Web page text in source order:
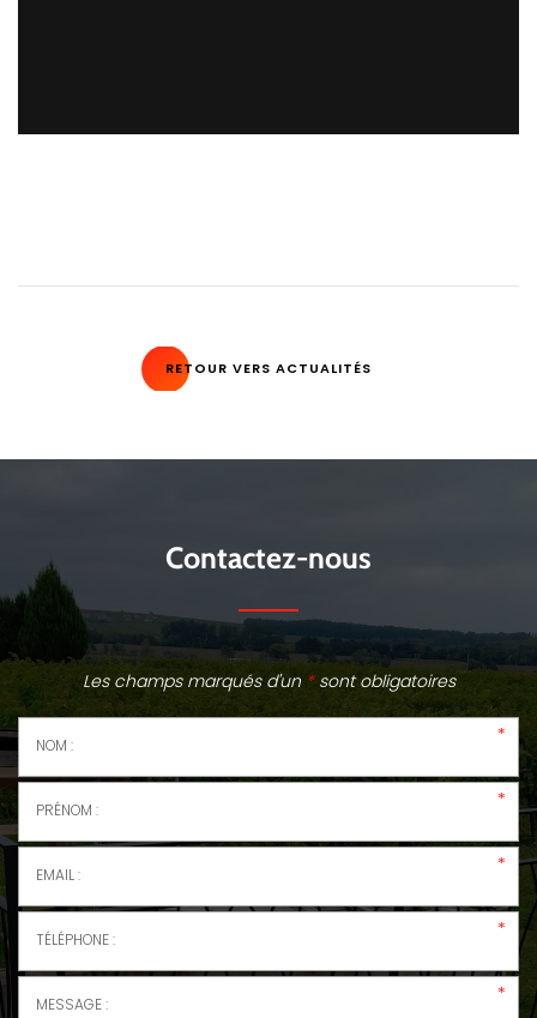
RETOUR VERS ACTUALITÉS
Contactez-nous
Les champs marqués d'un *sont obligatoires
NOM *
PRÉNOM *
EMAIL *
TÉLÉPHONE *
MESSAGE *